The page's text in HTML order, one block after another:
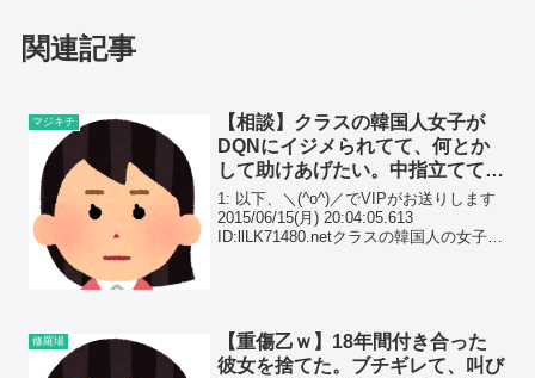
関連記事
マジキチ
【相談】クラスの韓国人女子が
DQNにイジメられてて、何とか
して助けあげたい。中指立てて
『さっさと国に帰れよ！』と罵倒
してて…
1: 以下、＼(^o^)／でVIPがお送りします
2015/06/15(月) 20:04:05.613
ID:llLK71480.netクラスの韓国人の女子が
修羅場
【重傷乙ｗ】18年間付き合った
彼女を捨てた。ブチギレて、叫び